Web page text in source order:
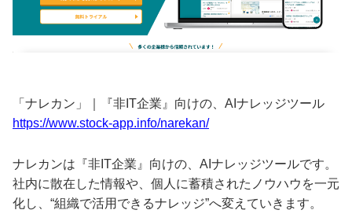
「ナレカン」｜『非IT企業』向けの、AIナレッジツール
https://www.stock-app.info/narekan/
ナレカンは『非IT企業』向けの、AIナレッジツールです。
社内に散在した情報や、個人に蓄積されたノウハウを一元
化し、“組織で活用できるナレッジ”へ変えていきます。